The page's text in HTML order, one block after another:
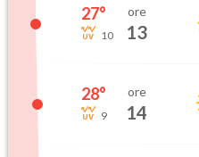
27°
10
ore
13
28°
9
ore
14